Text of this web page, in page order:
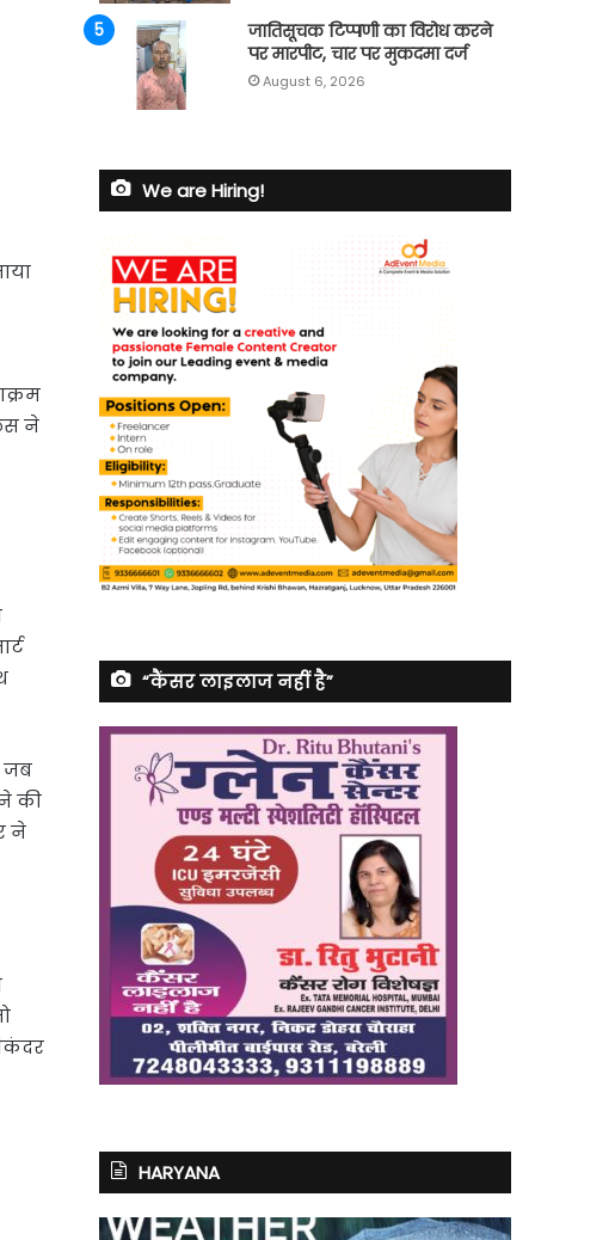
ने
जब
की
ने
जातिसूचक टिप्पणी का विरोध करने
पर मारपीट, चार पर मुकदमा दर्ज
August 6, 2026
We are Hiring!
“कैंसर लाइलाज नहीं है”
HARYANA